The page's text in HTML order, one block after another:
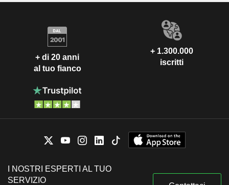
+ di 20 anni
al tuo fianco
+ 1.300.000
iscritti
I NOSTRI ESPERTI AL TUO
SERVIZIO